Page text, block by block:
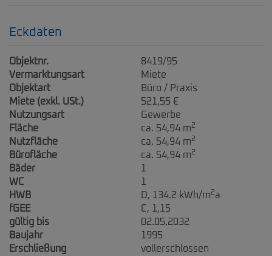
Eckdaten
Objektnr.
8419/95
Vermarktungsart
Miete
Objektart
Büro / Praxis
Miete (exkl. USt.)
521,55 €
Nutzungsart
Gewerbe
Fläche
ca. 54,94 m2
Nutzfläche ca. 54,94 m2
Bürofläche ca. 54,94 m2
Bäder
WC
HWB
D, 134.2 kWh/m2a
fGEE
C, 1,15
gültig bis
02.05.2032
Baujahr
1995
Erschließung
vollerschlossen